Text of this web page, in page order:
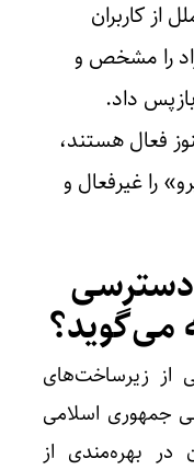
از کاربران
را مشخص و
داد.
فعال هستند،
را غیرفعال و
دسترسی
می‌گوید؟
از زیرساخت‌های
جمهوری اسلامی
در بهره‌مندی از